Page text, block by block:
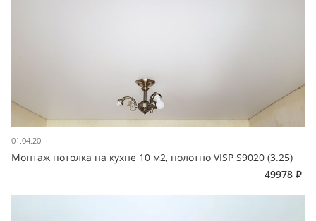
01.04.20
Монтаж потолка на кухне 10 м2, полотно VISP S9020 (3.25)
49978